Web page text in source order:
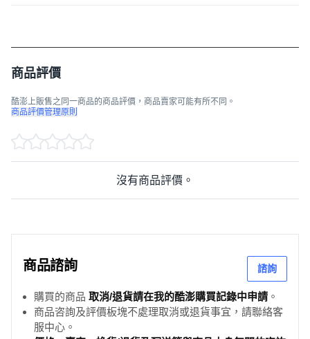
商品評價
酷澎上販售之同一商品的商品評價，商品賣家可能有所不同。
商品評價管理原則
沒有商品評價。
商品諮詢 諮詢
購買的商品 取消/退貨請在我的酷澎購買記錄中申請 。
商品咨詢及評價板塊不處理取消或退貨事宜，請聯絡客
服中心。